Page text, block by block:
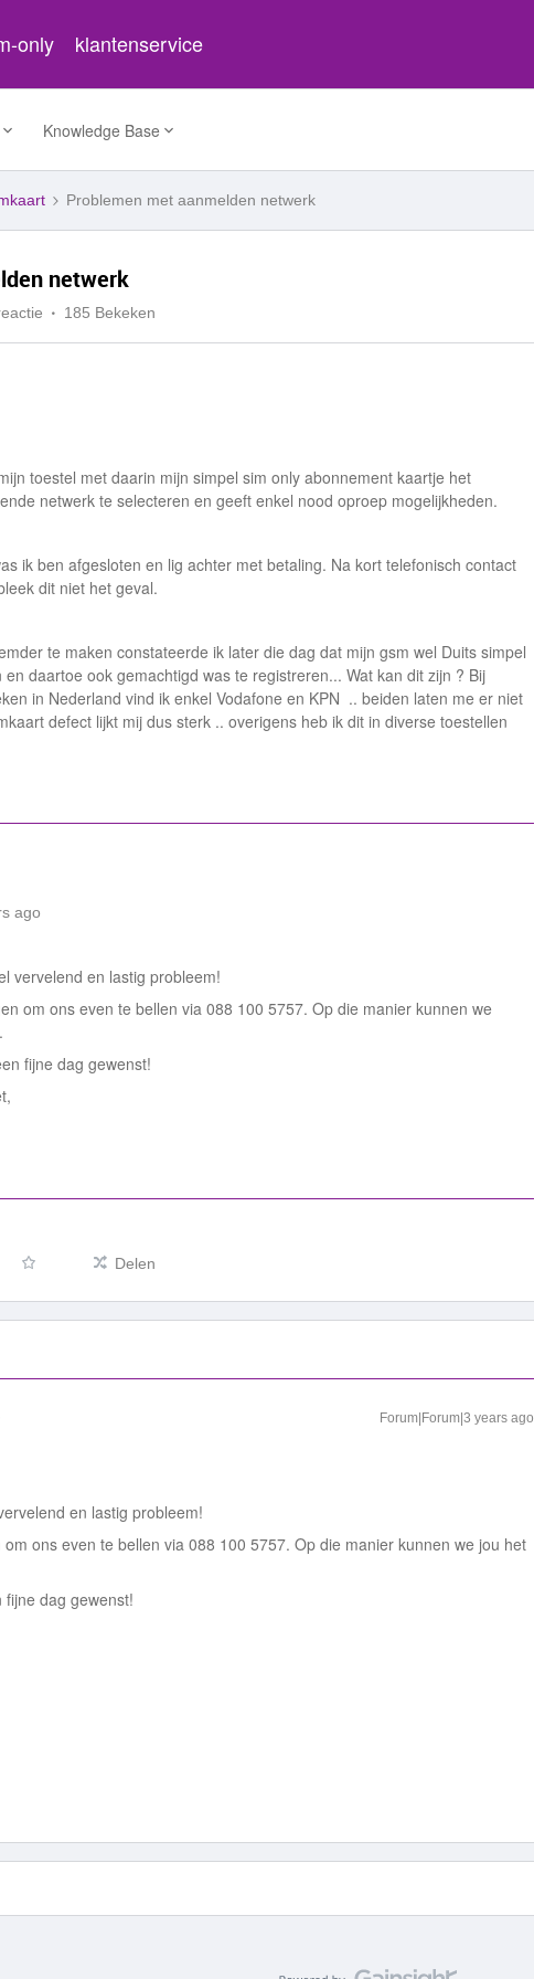
only klantenservice
Knowledge Base
Problemen met aanmelden netwerk
netwerk
185 Bekeken
toestel met daarin mijn simpel sim only abonnement kaartje het
netwerk te selecteren en geeft enkel nood oproep mogelijkheden.
ik ben afgesloten en lig achter met betaling. Na kort telefonisch contact
dit niet het geval.
te maken constateerde ik later die dag dat mijn gsm wel Duits simpel
daartoe ook gemachtigd was te registreren... Wat kan dit zijn ? Bij
in Nederland vind ik enkel Vodafone en KPN .. beiden laten me er niet
defect lijkt mij dus sterk .. overigens heb ik dit in diverse toestellen
ago
vervelend en lastig probleem!
om ons even te bellen via 088 100 5757. Op die manier kunnen we
fijne dag gewenst!
Delen
Forum|Forum|3 years ago
en lastig probleem!
ons even te bellen via 088 100 5757. Op die manier kunnen we jou het
fijne dag gewenst!